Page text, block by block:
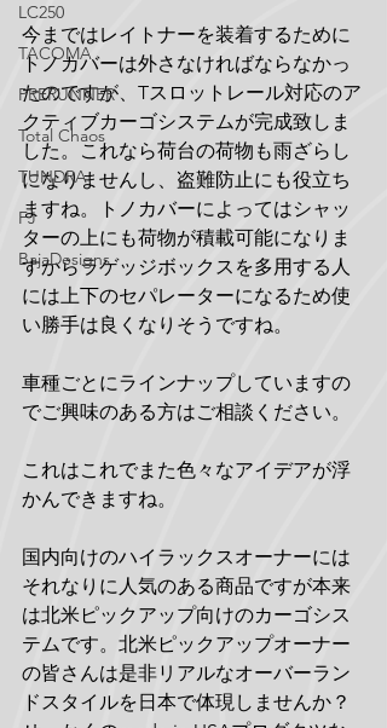
LC250
TACOMA
PRERUNNER
Total Chaos
TUNDRA
FJ
BajaDesigns
今まではレイトナーを装着するために
トノカバーは外さなければならなかっ
たのですが、Tスロットレール対応のア
クティブカーゴシステムが完成致しま
した。これなら荷台の荷物も雨ざらし
になりませんし、盗難防止にも役立ち
ますね。トノカバーによってはシャッ
ターの上にも荷物が積載可能になりま
すからラゲッジボックスを多用する人
には上下のセパレーターになるため使
い勝手は良くなりそうですね。
車種ごとにラインナップしていますの
でご興味のある方はご相談ください。
これはこれでまた色々なアイデアが浮
かんできますね。
国内向けのハイラックスオーナーには
それなりに人気のある商品ですが本来
は北米ピックアップ向けのカーゴシス
テムです。北米ピックアップオーナー
の皆さんは是非リアルなオーバーラン
ドスタイルを日本で体現しませんか？